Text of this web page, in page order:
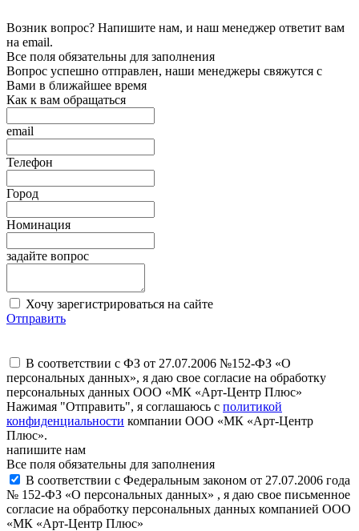
Возник вопрос? Напишите нам, и наш менеджер ответит вам
на email.
Все поля обязательны для заполнения
Вопрос успешно отправлен, наши менеджеры свяжутся с
Вами в ближайшее время
Как к вам обращаться
email
Телефон
Город
Номинация
задайте вопрос
Хочу зарегистрироваться на сайте
Отправить
В соответствии с ФЗ от 27.07.2006 №152-ФЗ «О
персональных данных», я даю свое согласие на обработку
персональных данных ООО «МК «Арт-Центр Плюс»
Нажимая "Отправить", я соглашаюсь с политикой
конфиденциальности компании ООО «МК «Арт-Центр
Плюс».
напишите нам
Все поля обязательны для заполнения
В соответствии с Федеральным законом от 27.07.2006 года
№ 152-ФЗ «О персональных данных» , я даю свое письменное
согласие на обработку персональных данных компанией ООО
«МК «Арт-Центр Плюс»